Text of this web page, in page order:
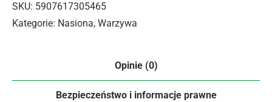
SKU: 5907617305465
Kategorie: Nasiona, Warzywa
Opinie (0)
Bezpieczeństwo i informacje prawne